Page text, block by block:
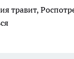
травит,